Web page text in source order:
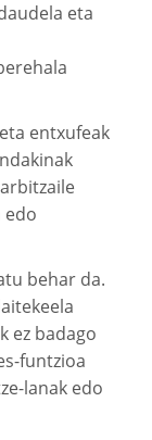
eta
entxufeak
edo
behar da.
ez badago
funtzioa
lanak edo